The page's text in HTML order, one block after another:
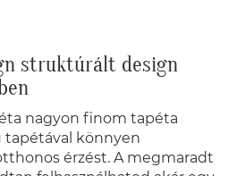
struktúrált design
nagyon finom tapéta
tapétával könnyen
érzést. A megmaradt